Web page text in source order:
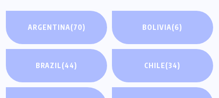
ARGENTINA(70) BOLIVIA(6)
BRAZIL(44) CHILE(34)